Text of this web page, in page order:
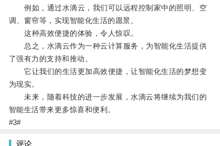
例如，通过水滴云，我们可以远程控制家中的照明、空
调、窗帘等，实现智能化生活的愿景。
这种高效便捷的体验，令人惊叹。
总之，水滴云作为一种云计算服务，为智能化生活提供
了强有力的支持和推动。
它让我们的生活更加高效便捷，让智能化生活的梦想变
为现实。
未来，随着科技的进一步发展，水滴云将继续为我们的
智能生活带来更多惊喜和便利。
#3#
评论